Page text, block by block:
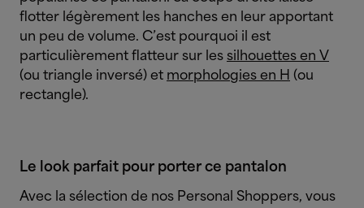
flotter légèrement les hanches en leur apportant
un peu de volume. C’est pourquoi il est
particulièrement flatteur sur les silhouettes en V
(ou triangle inversé) et morphologies en H (ou
rectangle).
Le look parfait pour porter ce pantalon
Avec la sélection de nos Personal Shoppers, vous